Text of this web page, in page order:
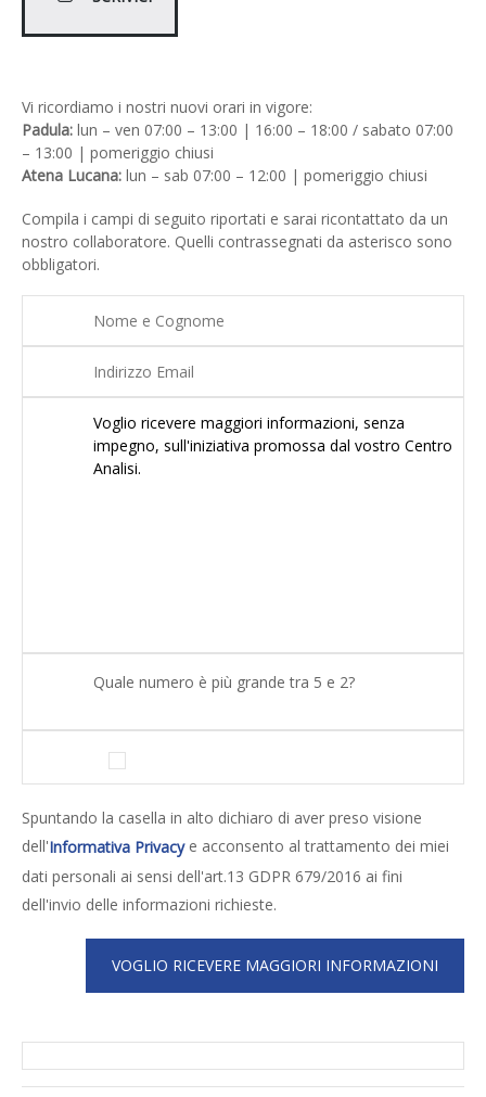
Vi ricordiamo i nostri nuovi orari in vigore:
Padula: lun – ven 07:00 – 13:00 | 16:00 – 18:00 / sabato 07:00
– 13:00 | pomeriggio chiusi
Atena Lucana: lun – sab 07:00 – 12:00 | pomeriggio chiusi
Compila i campi di seguito riportati e sarai ricontattato da un
nostro collaboratore. Quelli contrassegnati da asterisco sono
obbligatori.
Quale numero è più grande tra 5 e 2?
Spuntando la casella in alto dichiaro di aver preso visione
dell'Informativa Privacye acconsento al trattamento dei miei
dati personali ai sensi dell'art.13 GDPR 679/2016 ai fini
dell'invio delle informazioni richieste.